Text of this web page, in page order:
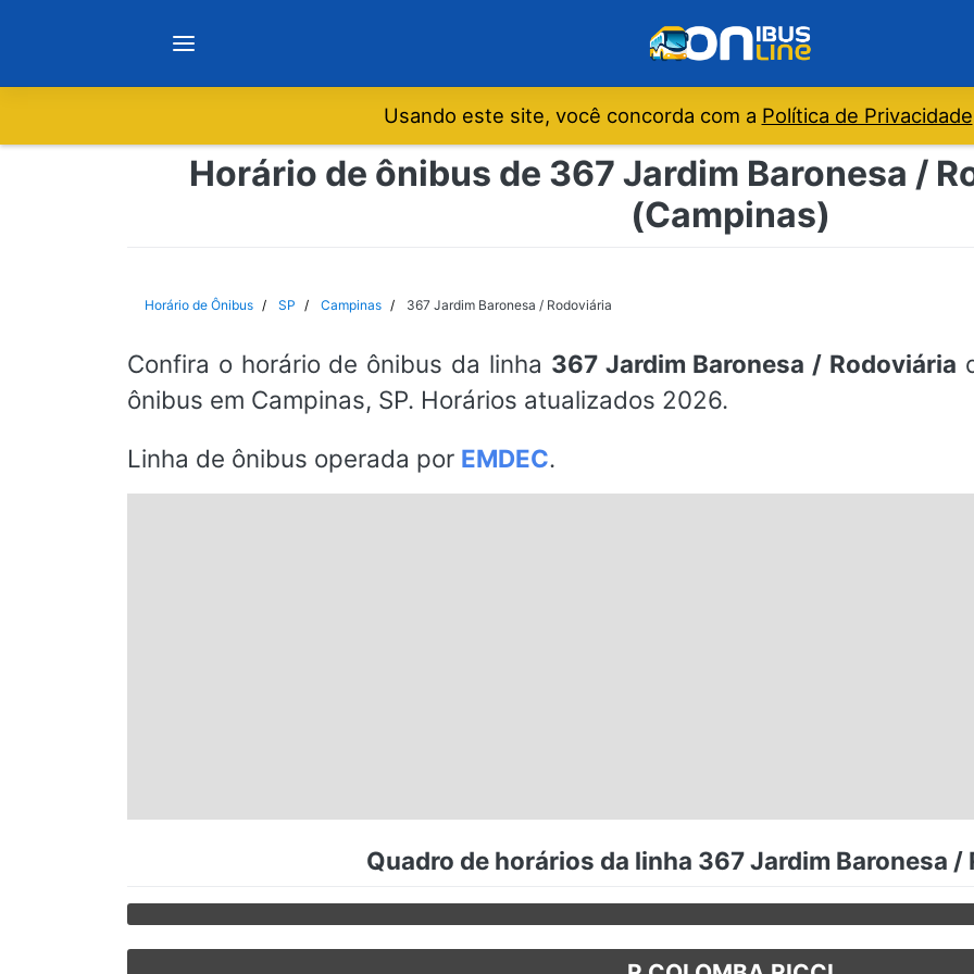
Notícias
São Paulo
Espírito Santo
Usando este site, você concorda com a Política de Privacidade
Horário de ônibus de 367 Jardim Baronesa /
(Campinas)
Horário de Ônibus SP Campinas 367 Jardim Baronesa / Rodoviária
Confira o horário de ônibus da linha 367 Jardim Baronesa / Rodoviária
ônibus em Campinas, SP. Horários atualizados 2026.
Linha de ônibus operada por EMDEC.
Quadro de horários da linha 367 Jardim Baronesa /